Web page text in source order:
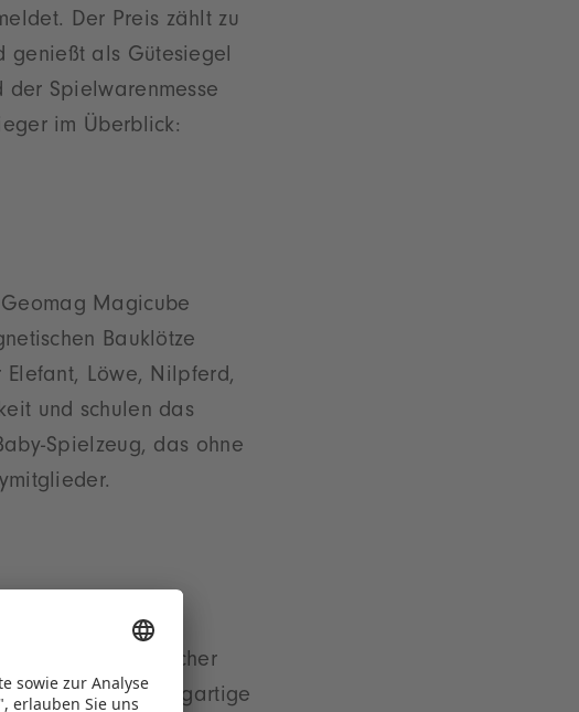
Der Preis zählt zu
genießt als Gütesiegel
Spielwarenmesse
im Überblick:
Magicube
Bauklötze
Elefant, Löwe, Nilpferd,
und schulen das
Spielzeug, das ohne
unterschiedlicher
sich eine einzigartige